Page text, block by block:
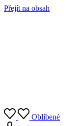
Přejít na obsah
Oblíbené